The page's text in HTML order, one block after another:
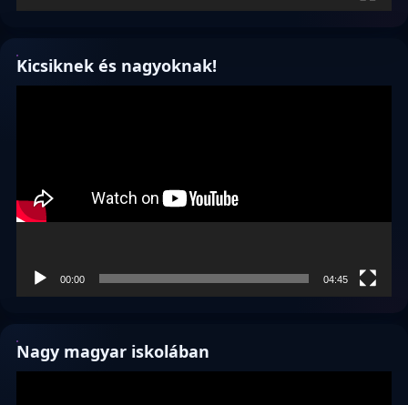
Kicsiknek és nagyoknak!
00:00 04:45
Nagy magyar iskolában